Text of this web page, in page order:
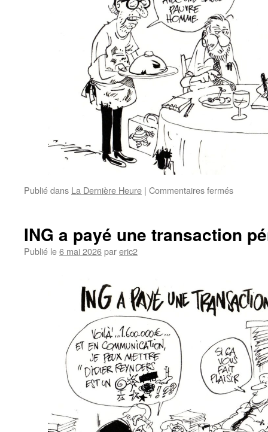
Publié dans La Dernière Heure | Commentaires fermés
ING a payé une transaction
Publié le6 mai 2026pareric2